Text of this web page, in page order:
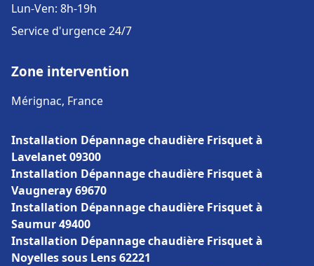
Lun-Ven: 8h-19h
Service d'urgence 24/7
Zone intervention
Mérignac, France
Installation Dépannage chaudière Frisquet à
Lavelanet 09300
Installation Dépannage chaudière Frisquet à
Vaugneray 69670
Installation Dépannage chaudière Frisquet à
Saumur 49400
Installation Dépannage chaudière Frisquet à
Noyelles sous Lens 62221